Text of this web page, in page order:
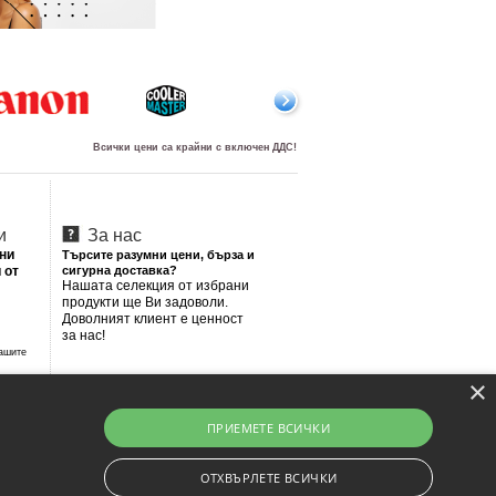
Всички цени са крайни с включен ДДС!
от
За нас
Търсите разумни цени, бърза и
сигурна доставка?
Нашата селекция от избрани
продукти ще Ви задоволи.
Доволният клиент е ценност
за нас!
×
ПРИЕМЕТЕ ВСИЧКИ
ОТХВЪРЛЕТЕ ВСИЧКИ